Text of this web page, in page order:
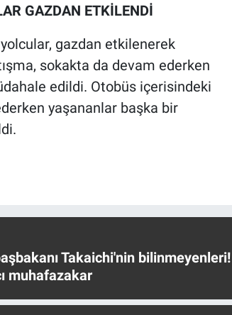
GAZDAN ETKİLENDİ
gazdan etkilenerek
sokakta da devam ederken
edildi. Otobüs içerisindeki
yaşananlar başka bir
Takaichi'nin bilinmeyenleri!
muhafazakar